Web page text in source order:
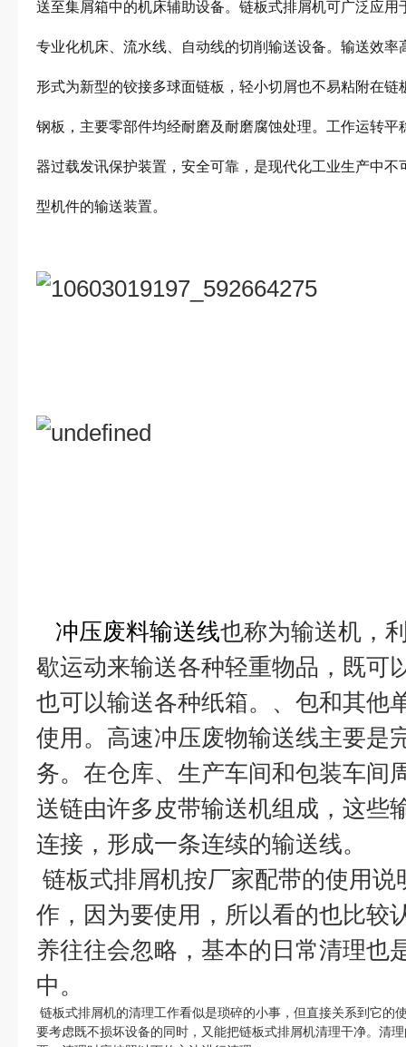
送至集屑箱中的机床辅助设备。链板式排屑机可广泛应
专业化机床、流水线、自动线的切削输送设备。输送效
形式为新型的铰接多球面链板，轻小切屑也不易粘附在
钢板，主要零部件均经耐磨及耐磨腐蚀处理。工作运转
器过载发讯保护装置，安全可靠，是现代化工业生产中
型机件的输送装置。
冲压废料输送线也称为输送机，
歇运动来输送各种轻重物品，既可
也可以输送各种纸箱。、包和其他
使用。高速冲压废物输送线主要是
务。在仓库、生产车间和包装车间
送链由许多皮带输送机组成，这些
连接，形成一条连续的输送线。
链板式排屑机按厂家配带的使用
作，因为要使用，所以看的也比较
养往往会忽略，基本的日常清理也
中。
链板式排屑机的清理工作看似是琐碎的小事，但直接关系到它的
要考虑既不损坏设备的同时，又能把链板式排屑机清理干净。清